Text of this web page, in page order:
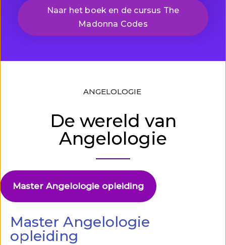
Naar het boek en de cursus The
Madonna Codes
ANGELOLOGIE
De wereld van
Angelologie
Master Angelologie opleiding
Master Angelologie
opleiding